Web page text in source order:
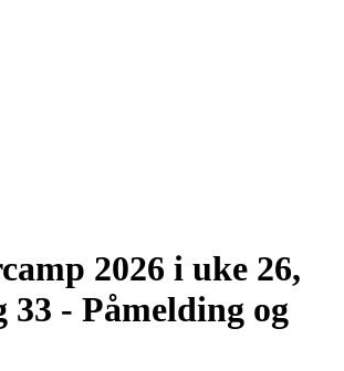
2026 i uke 26,
33 - Påmelding og